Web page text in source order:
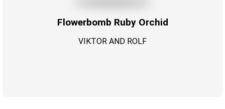
Flowerbomb Ruby Orchid
VIKTOR AND ROLF